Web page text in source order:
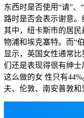
东西时是否使用“请”
路时是否会表示谢意。
其中，纽卡斯市的居民
物浦和埃克塞特。而“
显示，英国女性通常
们还是表现得很有绅士
这么做的女 性只有
夫、伦敦、南安普敦和